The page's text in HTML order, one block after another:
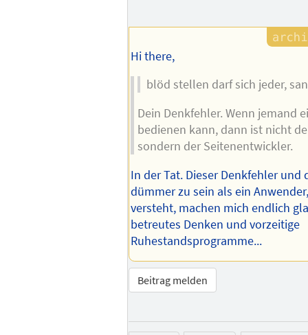
Hi there,
blöd stellen darf sich jeder,
Dein Denkfehler. Wenn jemand
bedienen kann, dann ist nicht
sondern der Seitenentwickler.
In der Tat. Dieser Denkfehler und
dümmer zu sein als ein
versteht, machen mich endlich
betreutes Denken und vorzeitige
Ruhestandsprogramme...
Beitrag melden